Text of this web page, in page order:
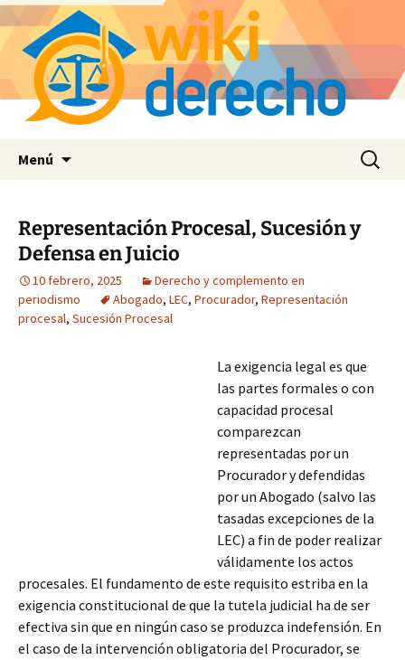
Menú Buscar:
Representación Procesal, Sucesión y
Defensa en Juicio
10 febrero, 2025
Derecho y complemento en
periodismo
Abogado, LEC, Procurador, Representación
procesal, Sucesión Procesal
La exigencia legal es que
las partes formales o con
capacidad procesal
comparezcan
representadas por un
Procurador y defendidas
por un Abogado (salvo las
tasadas excepciones de la
LEC) a fin de poder realizar
válidamente los actos
procesales. El fundamento de este requisito estriba en la
exigencia constitucional de que la tutela judicial ha de ser
efectiva sin que en ningún caso se produzca indefensión. En
el caso de la intervención obligatoria del Procurador, se